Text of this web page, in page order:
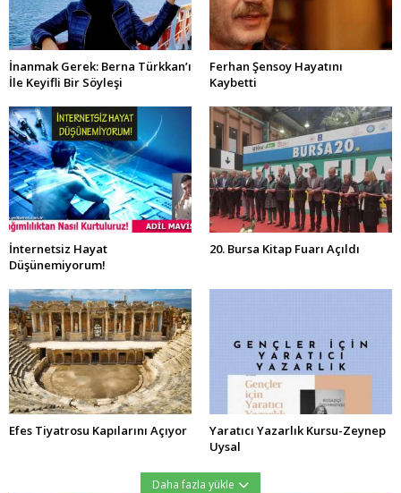
İnanmak Gerek: Berna Türkkan’ı
İle Keyifli Bir Söyleşi
Ferhan Şensoy Hayatını
Kaybetti
İnternetsiz Hayat
Düşünemiyorum!
20. Bursa Kitap Fuarı Açıldı
Efes Tiyatrosu Kapılarını Açıyor
Yaratıcı Yazarlık Kursu-Zeynep
Uysal
Daha fazla yükle